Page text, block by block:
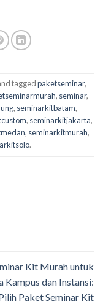
taggedpaketseminar,
, seminar,
, seminarkitbatam,
, seminarkitjakarta,
, seminarkitmurah,
.
Kit Murah untuk
Kampus dan Instansi:
Paket Seminar Kit